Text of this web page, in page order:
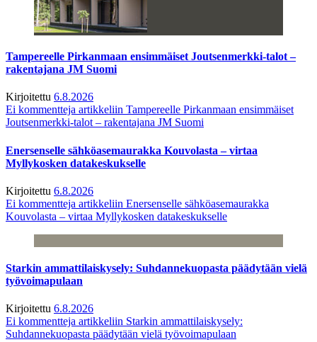
Tampereelle Pirkanmaan ensimmäiset Joutsenmerkki-talot –
rakentajana JM Suomi
Kirjoitettu 6.8.2026
Ei kommentteja artikkeliin Tampereelle Pirkanmaan ensimmäiset
Joutsenmerkki-talot – rakentajana JM Suomi
Enersenselle sähköasemaurakka Kouvolasta – virtaa
Myllykosken datakeskukselle
Kirjoitettu 6.8.2026
Ei kommentteja artikkeliin Enersenselle sähköasemaurakka
Kouvolasta – virtaa Myllykosken datakeskukselle
Starkin ammattilaiskysely: Suhdannekuopasta päädytään vielä
työvoimapulaan
Kirjoitettu 6.8.2026
Ei kommentteja artikkeliin Starkin ammattilaiskysely:
Suhdannekuopasta päädytään vielä työvoimapulaan